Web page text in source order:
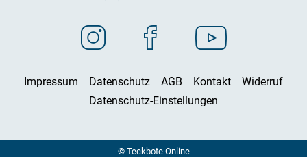
Impressum Datenschutz AGB Kontakt
Widerruf
Datenschutz-Einstellungen
© Teckbote Online